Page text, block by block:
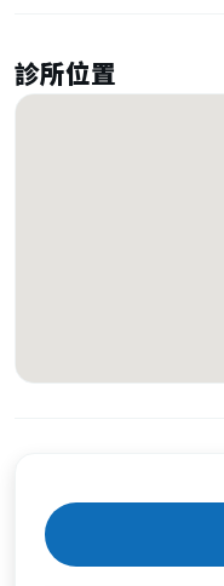
診所位置